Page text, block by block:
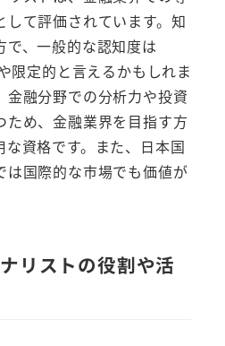
て評価されています。知
、一般的な認知度は
限定的と言えるかもしれま
金融分野での分析力や投資
ため、金融業界を目指す方
な資格です。また、日本国
は国際的な市場でも価値が
リストの役割や活